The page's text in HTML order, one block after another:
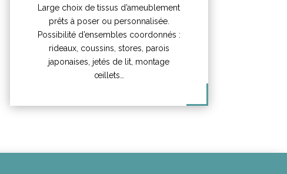
Large choix de tissus d’ameublement
prêts à poser ou personnalisée.
Possibilité d’ensembles coordonnés :
rideaux, coussins, stores, parois
japonaises, jetés de lit, montage
œillets…